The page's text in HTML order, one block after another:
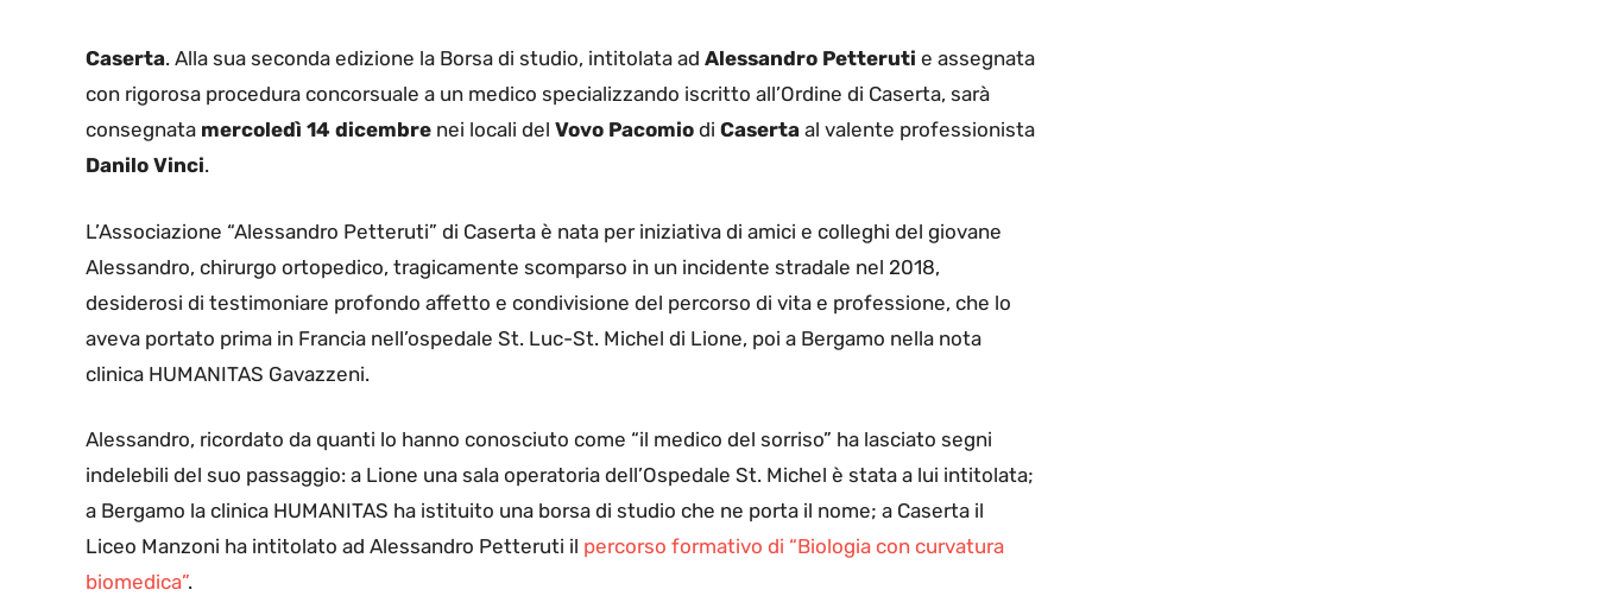
Caserta. Alla sua seconda edizione la Borsa di studio, intitolata ad Alessandro Petteruti e assegnata
con rigorosa procedura concorsuale a un medico specializzando iscritto all’Ordine di Caserta, sarà
consegnata mercoledì 14 dicembre nei locali del Vovo Pacomio di Caserta al valente professionista
Danilo Vinci.
L’Associazione “Alessandro Petteruti” di Caserta è nata per iniziativa di amici e colleghi del giovane
Alessandro, chirurgo ortopedico, tragicamente scomparso in un incidente stradale nel 2018,
desiderosi di testimoniare profondo affetto e condivisione del percorso di vita e professione, che lo
aveva portato prima in Francia nell’ospedale St. Luc-St. Michel di Lione, poi a Bergamo nella nota
clinica HUMANITAS Gavazzeni.
Alessandro, ricordato da quanti lo hanno conosciuto come “il medico del sorriso” ha lasciato segni
indelebili del suo passaggio: a Lione una sala operatoria dell’Ospedale St. Michel è stata a lui intitolata;
a Bergamo la clinica HUMANITAS ha istituito una borsa di studio che ne porta il nome; a Caserta il
Liceo Manzoni ha intitolato ad Alessandro Petteruti il percorso formativo di “Biologia con curvatura
biomedica”.